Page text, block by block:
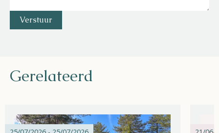
Gerelateerd